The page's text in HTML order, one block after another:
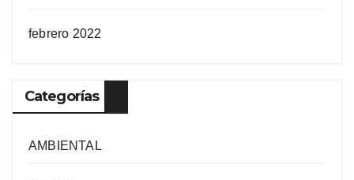
febrero 2022
Categorías
AMBIENTAL